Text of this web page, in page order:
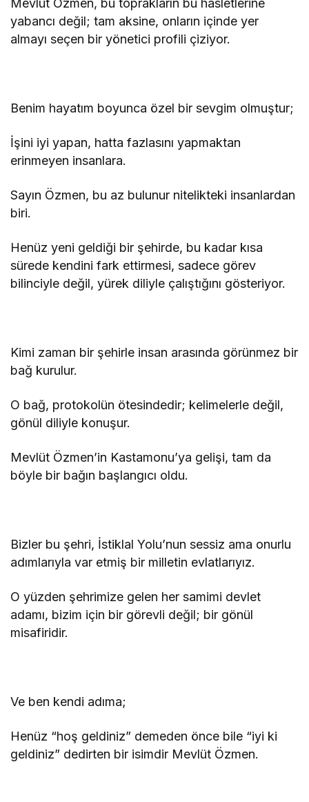
Mevlüt Özmen, bu toprakların bu hasletlerine
yabancı değil; tam aksine, onların içinde yer
almayı seçen bir yönetici profili çiziyor.
Benim hayatım boyunca özel bir sevgim olmuştur;
İşini iyi yapan, hatta fazlasını yapmaktan
erinmeyen insanlara.
Sayın Özmen, bu az bulunur nitelikteki insanlardan
biri.
Henüz yeni geldiği bir şehirde, bu kadar kısa
sürede kendini fark ettirmesi, sadece görev
bilinciyle değil, yürek diliyle çalıştığını gösteriyor.
Kimi zaman bir şehirle insan arasında görünmez bir
bağ kurulur.
O bağ, protokolün ötesindedir; kelimelerle değil,
gönül diliyle konuşur.
Mevlüt Özmen’in Kastamonu’ya gelişi, tam da
böyle bir bağın başlangıcı oldu.
Bizler bu şehri, İstiklal Yolu’nun sessiz ama onurlu
adımlarıyla var etmiş bir milletin evlatlarıyız.
O yüzden şehrimize gelen her samimi devlet
adamı, bizim için bir görevli değil; bir gönül
misafiridir.
Ve ben kendi adıma;
Henüz “hoş geldiniz” demeden önce bile “iyi ki
geldiniz” dedirten bir isimdir Mevlüt Özmen.